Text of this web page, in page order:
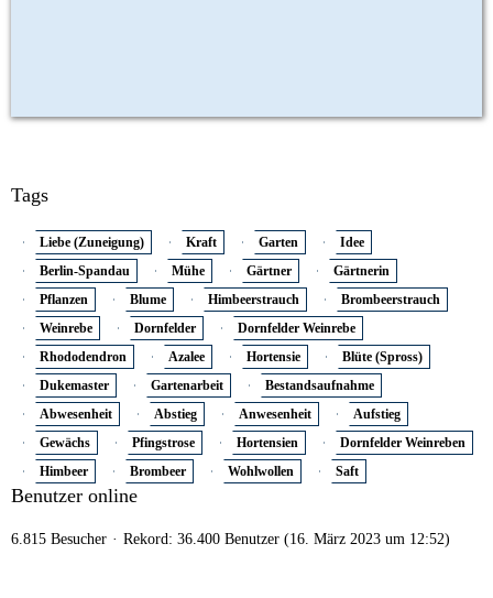
Tags
Liebe (Zuneigung) Kraft Garten
Idee
Berlin-Spandau
Mühe Gärtner
Gärtnerin
Pflanzen
Blume Himbeerstrauch
Brombeerstrauch
Weinrebe
Dornfelder
Dornfelder Weinrebe
Rhododendron
Azalee Hortensie
Blüte (Spross)
Dukemaster
Gartenarbeit
Bestandsaufnahme
Abwesenheit
Abstieg Anwesenheit
Aufstieg
Gewächs
Pfingstrose Hortensien
Dornfelder Weinreben
Himbeer
Brombeer Wohlwollen Saft
Benutzer online
6.815 Besucher Rekord: 36.400 Benutzer (16. März 2023 um 12:52)